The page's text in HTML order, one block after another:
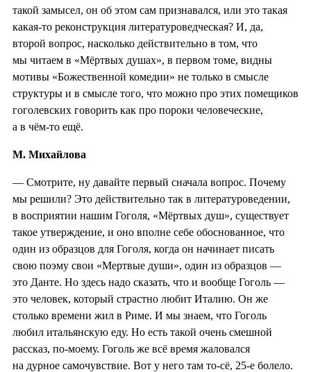
такой замысел, он об этом сам признавался, или это такая
какая-то реконструкция литературоведческая? И, да,
второй вопрос, насколько действительно в том, что
мы читаем в «Мёртвых душах», в первом томе, видны
мотивы «Божественной комедии» не только в смысле
структуры и в смысле того, что можно про этих помещиков
гоголевских говорить как про пороки человеческие,
а в чём-то ещё.
М. Михайлова
— Смотрите, ну давайте первый сначала вопрос. Почему
мы решили? Это действительно так в литературоведении,
в восприятии нашим Гоголя, «Мёртвых душ», существует
такое утверждение, и оно вполне себе обоснованное, что
один из образцов для Гоголя, когда он начинает писать
свою поэму свои «Мертвые души», один из образцов —
это Данте. Но здесь надо сказать, что и вообще Гоголь —
это человек, который страстно любит Италию. Он же
столько времени жил в Риме. И мы знаем, что Гоголь
любил итальянскую еду. Но есть такой очень смешной
рассказ, по-моему. Гоголь же всё время жаловался
на дурное самочувствие. Вот у него там то-сё, 25-е болело.